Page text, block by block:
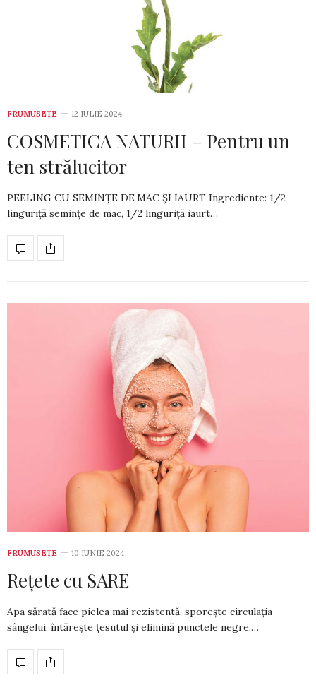
FRUMUSEȚE 12 IULIE 2024
COSMETICA NATURII – Pentru un
ten strălucitor
PEELING CU SEMINȚE DE MAC ȘI IAURT Ingrediente: 1/2
linguriță se­mințe de mac, 1/2 linguriță iaurt…
FRUMUSEȚE 10 IUNIE 2024
Rețete cu SARE
Apa sărată face pielea mai re­zistentă, sporește circulația
sângelui, întărește țesutul și elimină punctele negre.…